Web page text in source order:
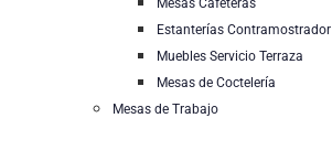
Estanterías Contramostrador
Muebles Servicio Terraza
Mesas de Coctelería
Mesas de Trabajo